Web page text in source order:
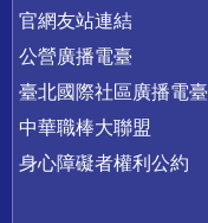
官網友站連結
公營廣播電臺
臺北國際社區廣播電臺
中華職棒大聯盟
身心障礙者權利公約